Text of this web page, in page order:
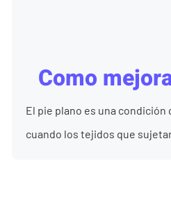
Como
El pie plano es una
cuando los tejidos que